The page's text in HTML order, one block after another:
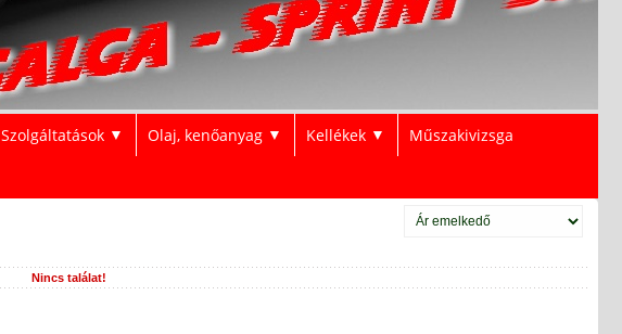
Szolgáltatások ▼ Olaj, kenőanyag ▼ Kellékek ▼ Műszakivizsga
Nincs találat!